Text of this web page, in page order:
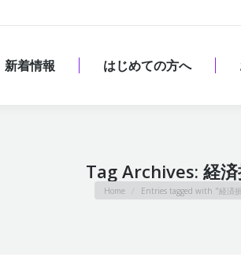
新着情報 はじめての方へ
Tag Archives: 経
You are here:
Home Entries tagged with "経済
新着情報 はじめての方へ